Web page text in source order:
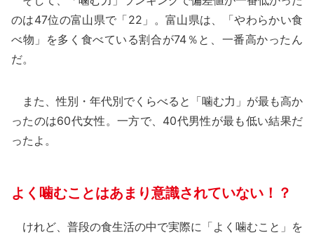
のは47位の富山県で「22」。富山県は、「やわらかい食
べ物」を多く食べている割合が74％と、一番高かったん
だ。
また、性別・年代別でくらべると「噛む力」が最も高か
ったのは60代女性。一方で、40代男性が最も低い結果だ
ったよ。
よく噛むことはあまり意識されていない！？
けれど、普段の食生活の中で実際に「よく噛むこと」を